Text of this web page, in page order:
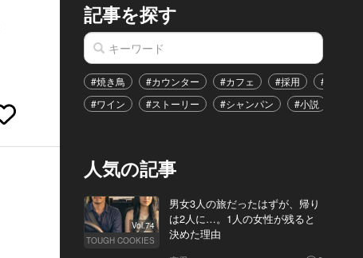
記事を探す
#焼き鳥 #カウンター #カフェ #採用
#恋愛
#ワイン
#ストーリー #シャンパン #小説
人気の記事
Vol.74
TOUGH COOKIES
男女3人の旅だったはずが、帰り
は2人に…。1人の女性が残ると
決めた理由